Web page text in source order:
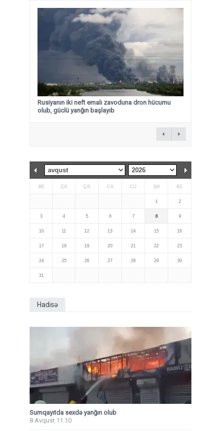
Rusiyanın iki neft emalı zavoduna dron hücumu
olub, güclü yanğın başlayıb
BE ÇA ÇƏ CA CÜ ŞƏ BZ
1 2
3 4 5 6 7 8 9
10 11 12 13 14 15 16
17 18 19 20 21 22 23
24 25 26 27 28 29 30
31
Hadisə
Sumqayıtda sexdə yanğın olub
8 Avqust 11:10